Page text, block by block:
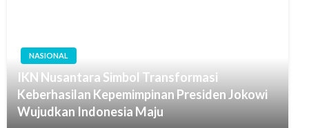
NASIONAL
IKN Nusantara Simbol Transformasi
Keberhasilan Kepemimpinan Presiden Jokowi
Wujudkan Indonesia Maju